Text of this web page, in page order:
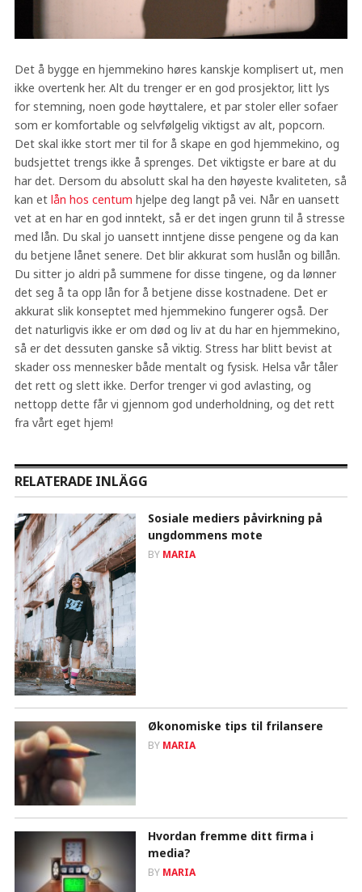
Det å bygge en hjemmekino høres kanskje komplisert ut, men
ikke overtenk her. Alt du trenger er en god prosjektor, litt lys
for stemning, noen gode høyttalere, et par stoler eller sofaer
som er komfortable og selvfølgelig viktigst av alt, popcorn.
Det skal ikke stort mer til for å skape en god hjemmekino, og
budsjettet trengs ikke å sprenges. Det viktigste er bare at du
har det. Dersom du absolutt skal ha den høyeste kvaliteten, så
kan et lån hos centum hjelpe deg langt på vei. Når en uansett
vet at en har en god inntekt, så er det ingen grunn til å stresse
med lån. Du skal jo uansett inntjene disse pengene og da kan
du betjene lånet senere. Det blir akkurat som huslån og billån.
Du sitter jo aldri på summene for disse tingene, og da lønner
det seg å ta opp lån for å betjene disse kostnadene. Det er
akkurat slik konseptet med hjemmekino fungerer også. Der
det naturligvis ikke er om død og liv at du har en hjemmekino,
så er det dessuten ganske så viktig. Stress har blitt bevist at
skader oss mennesker både mentalt og fysisk. Helsa vår tåler
det rett og slett ikke. Derfor trenger vi god avlasting, og
nettopp dette får vi gjennom god underholdning, og det rett
fra vårt eget hjem!
RELATERADE INLÄGG
Sosiale mediers påvirkning på
ungdommens mote
BY MARIA
Økonomiske tips til frilansere
BY MARIA
Hvordan fremme ditt firma i
media?
BY MARIA